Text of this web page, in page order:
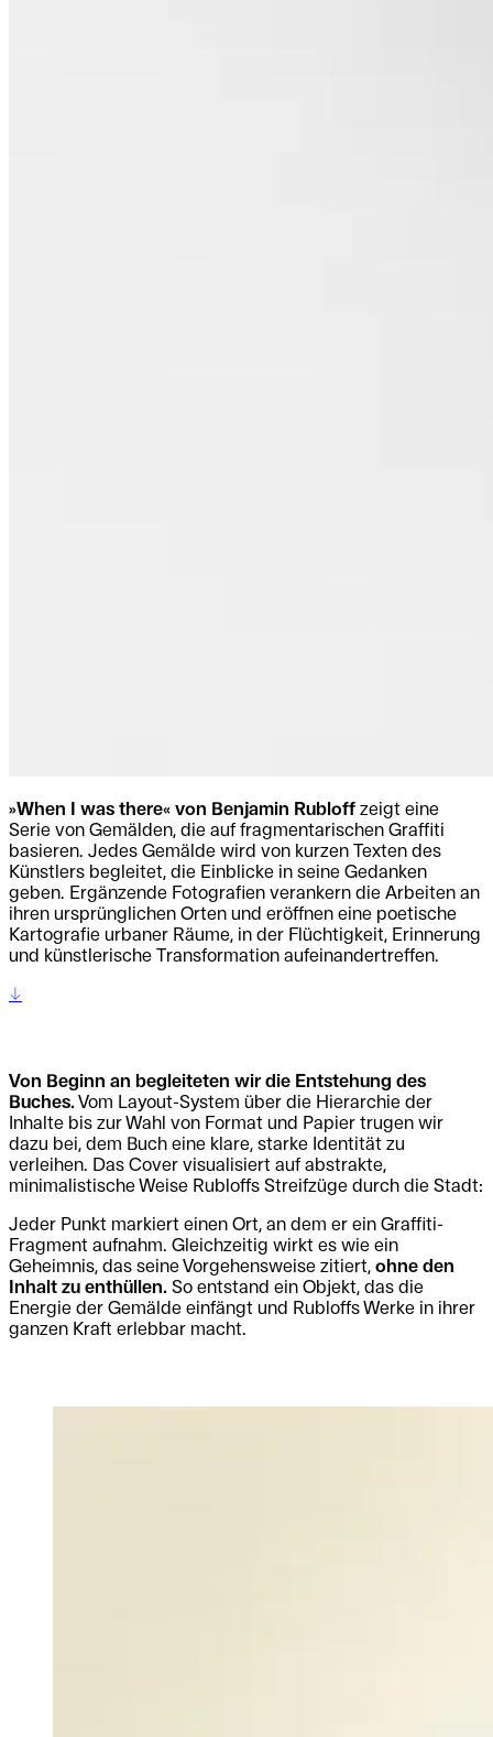
»When I was there« von Benjamin Rubloff zeigt eine
Serie von Gemälden, die auf fragmentarischen Graffiti
basieren. Jedes Gemälde wird von kurzen Texten des
Künstlers begleitet, die Einblicke in seine Gedanken
geben. Ergänzende Fotografien verankern die Arbeiten an
ihren ursprünglichen Orten und eröffnen eine poetische
Kartografie urbaner Räume, in der Flüchtigkeit, Erinnerung
und künstlerische Transformation aufeinandertreffen.
↔
Von Beginn an begleiteten wir die Entstehung des
Buches. Vom Layout-System über die Hierarchie der
Inhalte bis zur Wahl von Format und Papier trugen wir
dazu bei, dem Buch eine klare, starke Identität zu
verleihen. Das Cover visualisiert auf abstrakte,
minimalistische Weise Rubloffs Streifzüge durch die Stadt:
Jeder Punkt markiert einen Ort, an dem er ein Graffiti-
Fragment aufnahm. Gleichzeitig wirkt es wie ein
Geheimnis, das seine Vorgehensweise zitiert, ohne den
Inhalt zu enthüllen. So entstand ein Objekt, das die
Energie der Gemälde einfängt und Rubloffs Werke in ihrer
ganzen Kraft erlebbar macht.